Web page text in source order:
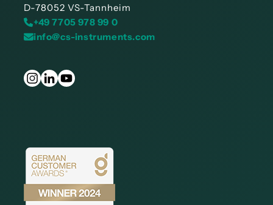
D-78052 VS-Tannheim
+49 7705 978 99 0
info@cs-instruments.com